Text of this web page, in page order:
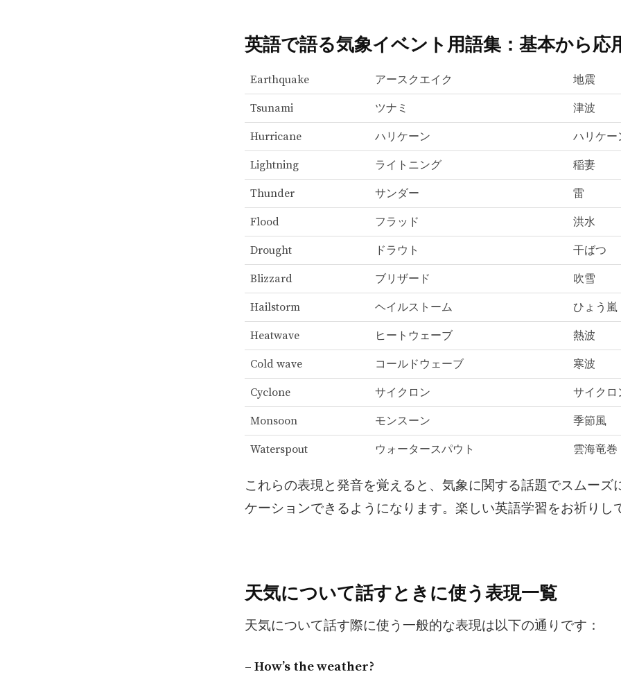
英語で語る気象イベント用語集：基本から応
Earthquake アースクエイク 地震
Tsunami ツナミ 津波
Hurricane ハリケーン ハリケー
Lightning ライトニング 稲妻
Thunder サンダー 雷
Flood フラッド 洪水
Drought ドラウト 干ばつ
Blizzard ブリザード 吹雪
Hailstorm ヘイルストーム ひょう嵐
Heatwave ヒートウェーブ 熱波
Cold wave コールドウェーブ 寒波
Cyclone サイクロン サイクロ
Monsoon モンスーン 季節風
Waterspout ウォータースパウト 雲海竜巻
これらの表現と発音を覚えると、気象に関する話題でスムーズ
ケーションできるようになります。楽しい英語学習をお祈りし
天気について話すときに使う表現一覧
天気について話す際に使う一般的な表現は以下の通りです：
– How’s the weather?